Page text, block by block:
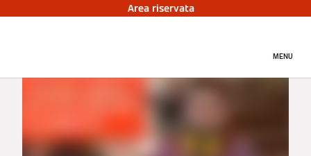
Area riservata
MENU